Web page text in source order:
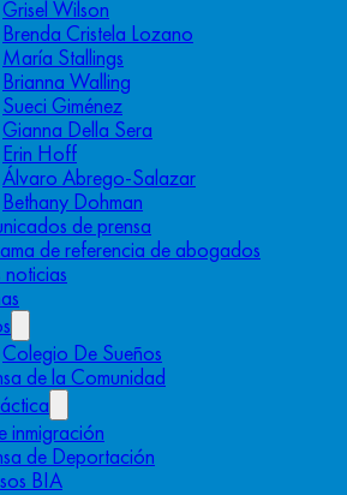
Grisel Wilson
Brenda Cristela Lozano
María Stallings
Brianna Walling
Sueci Giménez
Gianna Della Sera
Erin Hoff
Álvaro Abrego-Salazar
Bethany Dohman
de prensa
de referencia de abogados
noticias
Colegio De Sueños
de la Comunidad
inmigración
de Deportación
BIA